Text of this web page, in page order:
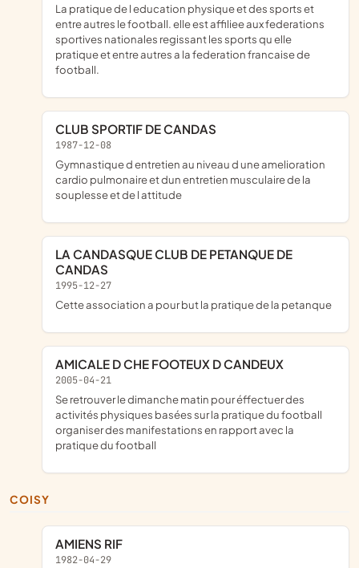
la pratique de l education physique et des sports et
entre autres le football. elle est affiliee aux federations
sportives nationales regissant les sports qu elle
pratique et entre autres a la federation francaise de
football.
CLUB SPORTIF DE CANDAS
1987-12-08
gymnastique d entretien au niveau d une amelioration
cardio pulmonaire et dun entretien musculaire de la
souplesse et de l attitude
LA CANDASQUE CLUB DE PETANQUE DE
CANDAS
1995-12-27
cette association a pour but la pratique de la petanque
AMICALE D CHE FOOTEUX D CANDEUX
2005-04-21
se retrouver le dimanche matin pour éffectuer des
activités physiques basées sur la pratique du football
organiser des manifestations en rapport avec la
pratique du football
COISY
AMIENS RIF
1982-04-29